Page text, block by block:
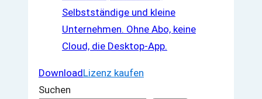
DownloadLizenz kaufen
Suchen